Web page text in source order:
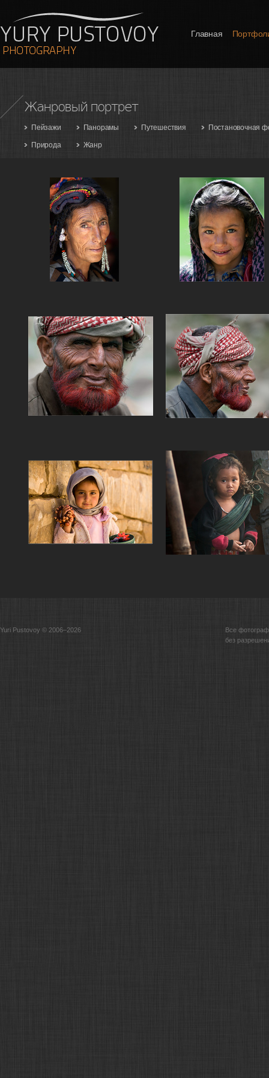
Главная
Жанровый портрет
Пейзажи Панорамы Путешествия Постановочная
Природа Жанр
Yuri Pustovoy © 2006–2026
Все
без